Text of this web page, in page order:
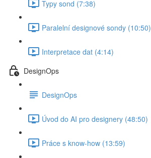
Typy sond (7:38)
Paralelní designové sondy (10:50)
Interpretace dat (4:14)
DesignOps
DesignOps
Úvod do AI pro designery (48:50)
Práce s know-how (13:59)